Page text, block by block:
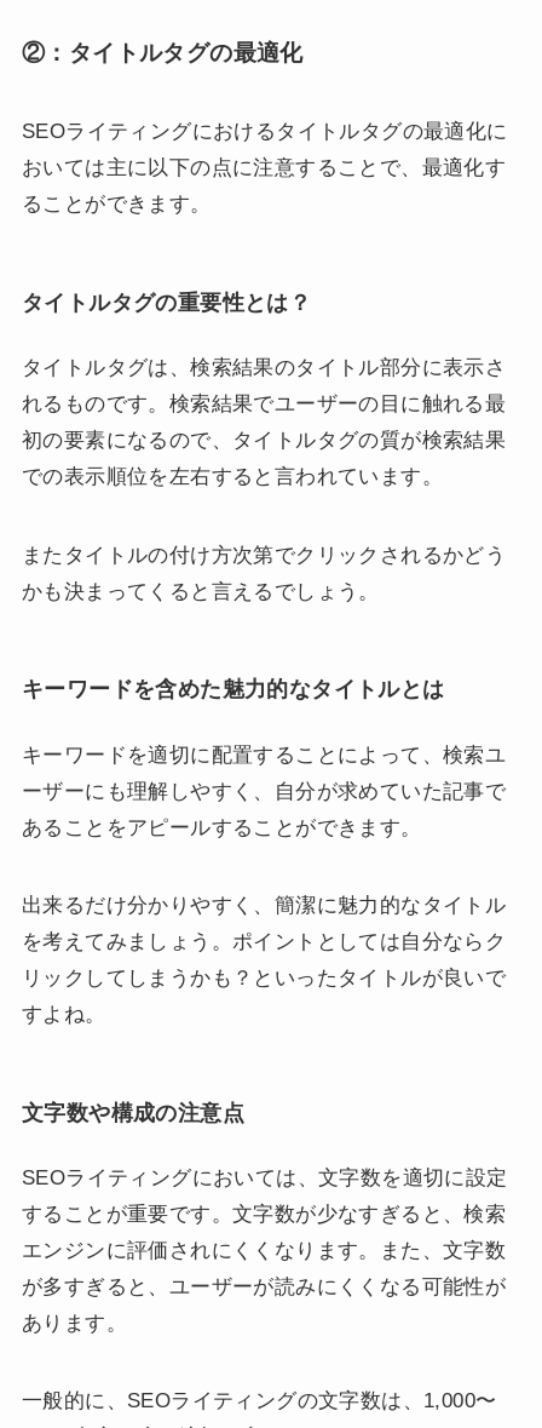
②：タイトルタグの最適化
SEOライティングにおけるタイトルタグの最適化に
おいては主に以下の点に注意することで、最適化す
ることができます。
タイトルタグの重要性とは？
タイトルタグは、検索結果のタイトル部分に表示さ
れるものです。検索結果でユーザーの目に触れる最
初の要素になるので、タイトルタグの質が検索結果
での表示順位を左右すると言われています。
またタイトルの付け方次第でクリックされるかどう
かも決まってくると言えるでしょう。
キーワードを含めた魅力的なタイトルとは
キーワードを適切に配置することによって、検索ユ
ーザーにも理解しやすく、自分が求めていた記事で
あることをアピールすることができます。
出来るだけ分かりやすく、簡潔に魅力的なタイトル
を考えてみましょう。ポイントとしては自分ならク
リックしてしまうかも？といったタイトルが良いで
すよね。
文字数や構成の注意点
SEOライティングにおいては、文字数を適切に設定
することが重要です。文字数が少なすぎると、検索
エンジンに評価されにくくなります。また、文字数
が多すぎると、ユーザーが読みにくくなる可能性が
あります。
一般的に、SEOライティングの文字数は、1,000〜